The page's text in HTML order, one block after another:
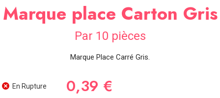
Marque place Carton Gris
Par 10 pièces
Marque Place Carré Gris.
En Rupture 0,39 €